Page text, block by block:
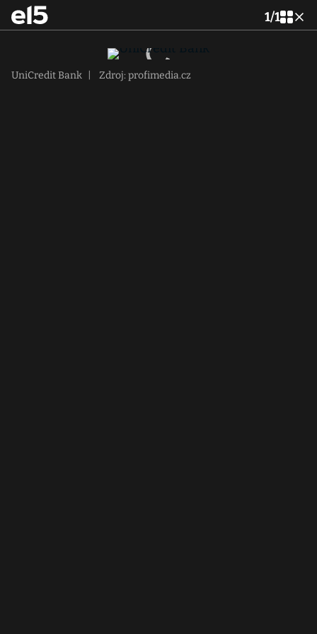
1/1
UniCredit Bank Zdroj: profimedia.cz